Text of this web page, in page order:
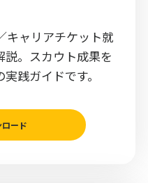
キャリアチケット就
。スカウト成果を
践ガイドです。
ード